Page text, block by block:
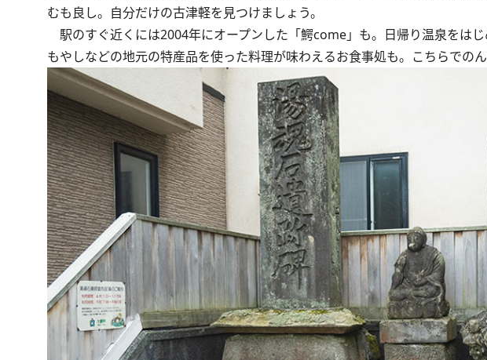
むも良し。自分だけの古津軽を見つけましょう。
駅のすぐ近くには2004年にオープンした「鰐come」も。日帰り温泉をは
もやしなどの地元の特産品を使った料理が味わえるお食事処も。こちらでの